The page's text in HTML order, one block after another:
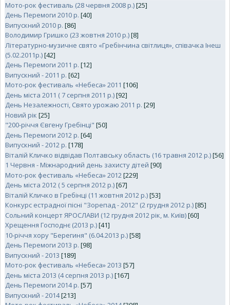
Мото-рок фестиваль (28 червня 2008 р.)[25]
День Перемоги 2010 р. [40]
Випускний 2010 р. [86]
Володимир Гришко (23 жовтня 2010 р.)[8]
Літературно-музичне свято «Гребінчина світлиця», співачка Інеш
(5.02.2011р.)[42]
День Перемоги 2011 р. [12]
Випускний - 2011 р. [62]
Мото-рок фестиваль «Небеса» 2011 [106]
День міста 2011 ( 7 серпня 2011 р.)[92]
День Незалежності, Свято урожаю 2011 р. [29]
Новий рік [25]
"200-річчя Євгену Гребінці" [50]
День Перемоги 2012 р. [64]
Випускний - 2012 р. [178]
Віталій Кличко відвідав Полтавську область (16 травня 2012 р.)[56]
1 Червня - Міжнародний день захисту дітей [90]
Мото-рок фестиваль «Небеса» 2012[229]
День міста 2012 ( 5 серпня 2012 р.)[67]
Віталій Кличко в Гребінці (11 жовтня 2012 р.)[53]
Конкурс естрадної пісні "Зорепад - 2012" (2 грудня 2012 р.)[85]
Cольний концерт ЯРОСЛАВИ (12 грудня 2012 рік, м. Київ)[60]
Хрещення Господнє (2013 р.)[41]
10-річчя хору "Берегиня" (6.04.2013 р.)[58]
День Перемоги 2013 р. [98]
Випускний - 2013 [189]
Мото-рок фестиваль «Небеса» 2013 [57]
День міста 2013 (4 серпня 2013 р.)[167]
День Перемоги 2014 р. [57]
Випускний - 2014[213]